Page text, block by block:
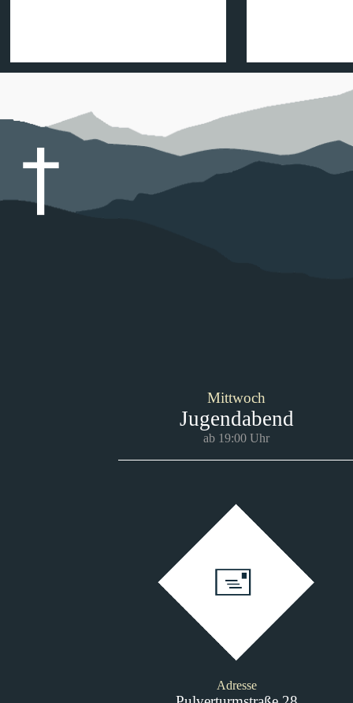
Mittwoch
Jugendabend
ab 19:00 Uhr
Adresse